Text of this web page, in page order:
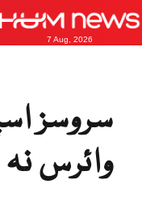
7 Aug, 2026
سروسز
وائرس